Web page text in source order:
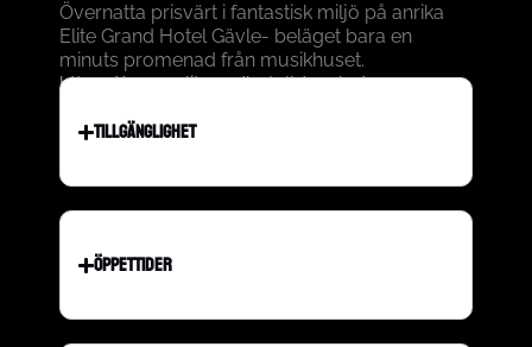
Övernatta prisvärt i fantastisk miljö på anrika
Elite Grand Hotel Gävle- beläget bara en
minuts promenad från musikhuset.
https://www.elite.se/hotell/gavle/
TILLGÄNGLIGHET
ÖPPETTIDER